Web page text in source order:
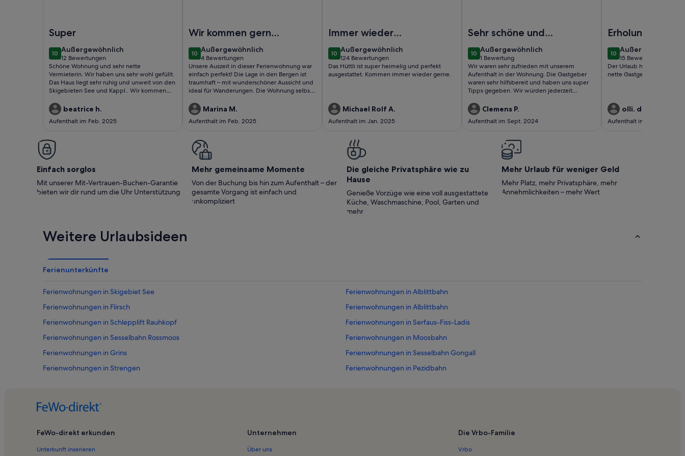
Super
1010 von 10
Außergewöhnlich
außergewöhnlich
12 Bewertungen
(12
bewertungen)
Schöne Wohnung und sehr nette
Vermieterin. Wir haben uns sehr wohl gefüllt.
Das Haus liegt sehr ruhig und unweit von den
Skigebieten See und Kappl.. Wir kommen
beatrice h.
Aufenthalt im Feb. 2025
Wir kommen gerne
wieder
1010 von 10
Außergewöhnlich
außergewöhnlich
4 Bewertungen
(4
bewertungen)
Unsere Auszeit in dieser Ferienwohnung war
einfach perfekt! Die Lage in den Bergen ist
traumhaft – mit wunderschöner Aussicht und
ideal für Wanderungen. Die Wohnung selbst
eingerichtet. Besonders beeindruckt hat uns
die herzliche und professionelle Betreuung
vor Ort. Wir haben uns rundum wohlgefühlt
Marina M.
Aufenthalt im Feb. 2025
Immer wieder
gerne da
1010 von 10
Außergewöhnlich
außergewöhnlich
124 Bewertungen
(124
bewertungen)
Das Hüttli ist super heimelig und perfekt
ausgestattet. Kommen immer wieder gerne.
Michael Rolf A.
Aufenthalt im Jan. 2025
Sehr schöne und
gemütliche
Wohnung
1010 von 10
Außergewöhnlich
außergewöhnlich
1 Bewertung
(1
bewertung)
Wir waren sehr zufrieden mit unserem
Aufenthalt in der Wohnung. Die Gastgeber
waren sehr hilfsbereit und haben uns super
Tipps gegeben. Wir würden jederzeit
Clemens P.
Aufenthalt im Sept. 2024
Erholungsurlaub
1010 von 10
Außergewöhnlich
außergewöhnlich
15 Bewertungen
(15
bewertungen)
Der Urlaub hat uns super
nette Gastgeber. Gerne
olli. d.
Aufenthalt im Mai 2024
Einfach sorglos
Mit unserer Mit-Vertrauen-Buchen-Garantie
bieten wir dir rund um die Uhr Unterstützung
Mehr gemeinsame Momente
Von der Buchung bis hin zum Aufenthalt – der
gesamte Vorgang ist einfach und
unkompliziert
Die gleiche Privatsphäre wie zu
Hause
Genieße Vorzüge wie eine voll ausgestattete
Küche, Waschmaschine, Pool, Garten und
mehr
Mehr Urlaub für weniger Geld
Mehr Platz, mehr Privatsphäre, mehr
Annehmlichkeiten – mehr Wert
Weitere Urlaubsideen
Ferienunterkünfte
Ferienwohnungen in Skigebiet See
Ferienwohnungen in Alblittbahn
Ferienwohnungen in Flirsch
Ferienwohnungen in Alblittbahn
Ferienwohnungen in Schlepplift Rauhkopf
Ferienwohnungen in Serfaus-Fiss-Ladis
Ferienwohnungen in Sesselbahn Rossmoos
Ferienwohnungen in Moosbahn
Ferienwohnungen in Grins
Ferienwohnungen in Sesselbahn Gongall
Ferienwohnungen in Strengen
Ferienwohnungen in Pezidbahn
Ferienwohnungen in Tobadill
Ferienwohnungen in Zwölferbahn
FeWo-direkt erkunden
Unterkunft inserieren
Unternehmen
Über uns
Die Vrbo-Familie
Vrbo